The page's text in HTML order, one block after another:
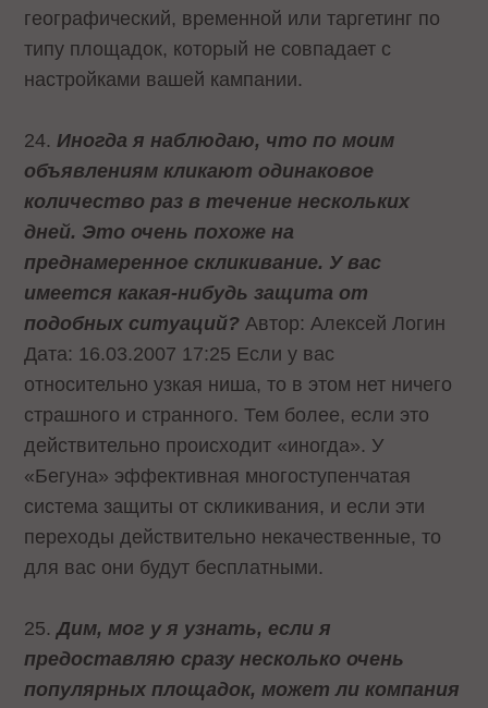
географический, временной или таргетинг по
типу площадок, который не совпадает с
настройками вашей кампании.
24.Иногда я наблюдаю, что по моим
объявлениям кликают одинаковое
количество раз в течение нескольких
дней. Это очень похоже на
преднамеренное скликивание. У вас
имеется какая-нибудь защита от
подобных ситуаций? Автор: Алексей Логин
Дата: 16.03.2007 17:25 Если у вас
относительно узкая ниша, то в этом нет ничего
страшного и странного. Тем более, если это
действительно происходит «иногда». У
«Бегуна» эффективная многоступенчатая
система защиты от скликивания, и если эти
переходы действительно некачественные, то
для вас они будут бесплатными.
25.Дим, мог у я узнать, если я
предоставляю сразу несколько очень
популярных площадок, может ли компания